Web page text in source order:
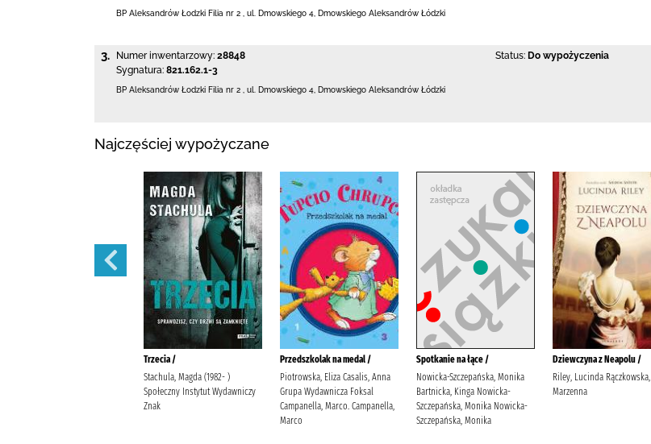
BP Aleksandrów Łodzki Filia nr 2 ul. Dmowskiego 4 Dmowskiego Aleksandrów Łódzki
3. Numer inwentarzowy: 28848
Sygnatura: 821.162.1-3
Status: Do wypożyczenia
BP Aleksandrów Łodzki Filia nr 2 , ul. Dmowskiego 4, Dmowskiego Aleksandrów Łódzki
Najczęściej wypożyczane
Trzecia /
Stachula, Magda (1982- )
Społeczny Instytut Wydawniczy
Znak
Przedszkolak na medal /
Piotrowska, Eliza Casalis, Anna
Grupa Wydawnicza Foksal
Campanella, Marco. Campanella,
Marco
Spotkanie na łące /
Nowicka-Szczepańska, Monika
Bartnicka, Kinga Nowicka-
Szczepańska, Monika Nowicka-
Szczepańska, Monika
Dziewczyna z Neapolu /
Riley, Lucinda Rączkowska,
Marzenna